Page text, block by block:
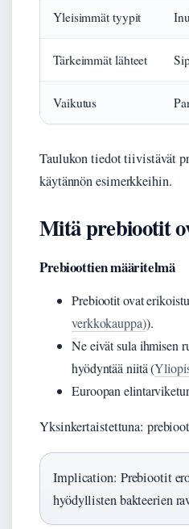
Yleisimmät tyypit
Tärkeimmät lähteet
Vaikutus
Taulukon tiedot tiivistävät
käytännön esimerkkeihin.
Mitä prebiootit
Prebioottien määritelmä
Prebiootit ovat
verkkokauppa)).
Ne eivät sula ihmisen
hyödyntää niitä (
Euroopan
Yksinkertaistettuna:
Implication: Prebiootit
hyödyllisten bakteerien